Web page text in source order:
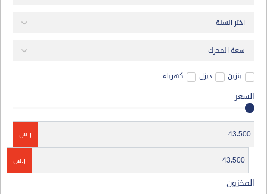
بنزين ديزل كهرباء
السعر
ر.س
ر.س
المخزون